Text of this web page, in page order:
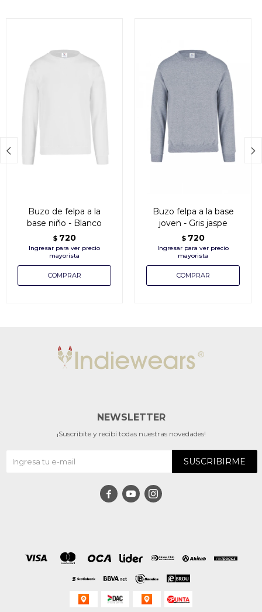
Buzo de felpa a la
base niño - Blanco
$ 720
Buzo felpa a la base
joven - Gris jaspe
$ 720
 
NEWSLETTER
¡Suscribite y recibí todas nuestras novedades!
SUSCRIBIRME
  